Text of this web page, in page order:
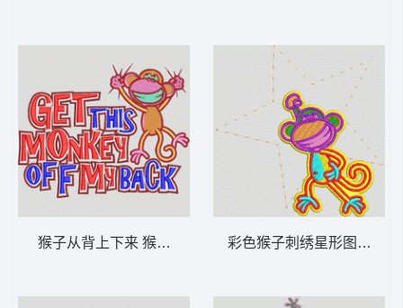
猴子从背上下来 猴子_卡通贴布彩色猴子刺绣星形图案 猴